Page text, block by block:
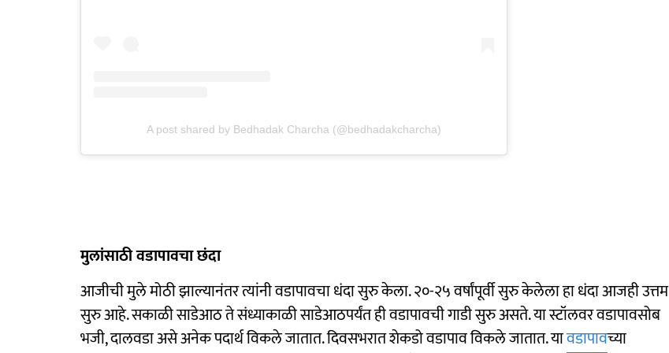
A post shared by Bedhadak Charcha (@bedhadakcharcha)
मुलांसाठी वडापावचा छंदा
आजीची मुले मोठी झाल्यानंतर त्यांनी वडापावचा धंदा सुरु केला. २०-२५ वर्षांपूर्वी सुरु केलेला हा धंदा आजही उत्तम
सुरु आहे. सकाळी साडेआठ ते संध्याकाळी साडेआठपर्यंत ही वडापावची गाडी सुरु असते. या स्टॉलवर वडापावसोब
भजी, दालवडा असे अनेक पदार्थ विकले जातात. दिवसभरात शेकडो वडापाव विकले जातात. यावडापावच्या